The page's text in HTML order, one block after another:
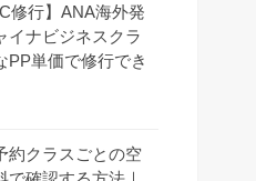
修行】ANA海外発
イナビジネスクラ
PP単価で修行でき
約クラスごとの空